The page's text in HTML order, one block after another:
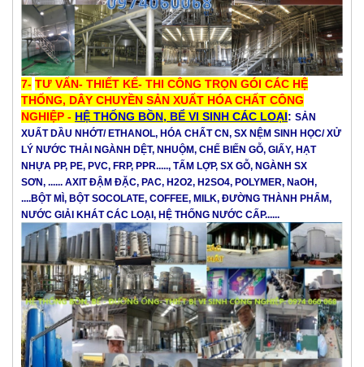
7- TƯ VẤN- THIẾT KẾ- THI CÔNG TRỌN GÓI CÁC HỆ
THỐNG, DÂY CHUYỀN SẢN XUẤT HÓA CHẤT CÔNG
NGHIỆP - HỆ THỐNG BỒN, BỂ VI SINH CÁC LOẠI: SẢN
XUẤT DẦU NHỚT/ ETHANOL, HÓA CHẤT CN, SX NỆM SINH HỌC/ XỬ
LÝ NƯỚC THẢI NGÀNH DỆT, NHUỘM, CHẾ BIẾN GỖ, GIẤY, HẠT
NHỰA PP, PE, PVC, FRP, PPR....., TẤM LỢP, SX GỖ, NGÀNH SX
SƠN, ...... AXIT ĐẬM ĐẶC, PAC, H2O2, H2SO4, POLYMER, NaOH,
....BỘT MÌ, BỘT SOCOLATE, COFFEE, MILK, ĐƯỜNG THÀNH PHẨM,
NƯỚC GIẢI KHÁT CÁC LOẠI, HỆ THỐNG NƯỚC CẤP......